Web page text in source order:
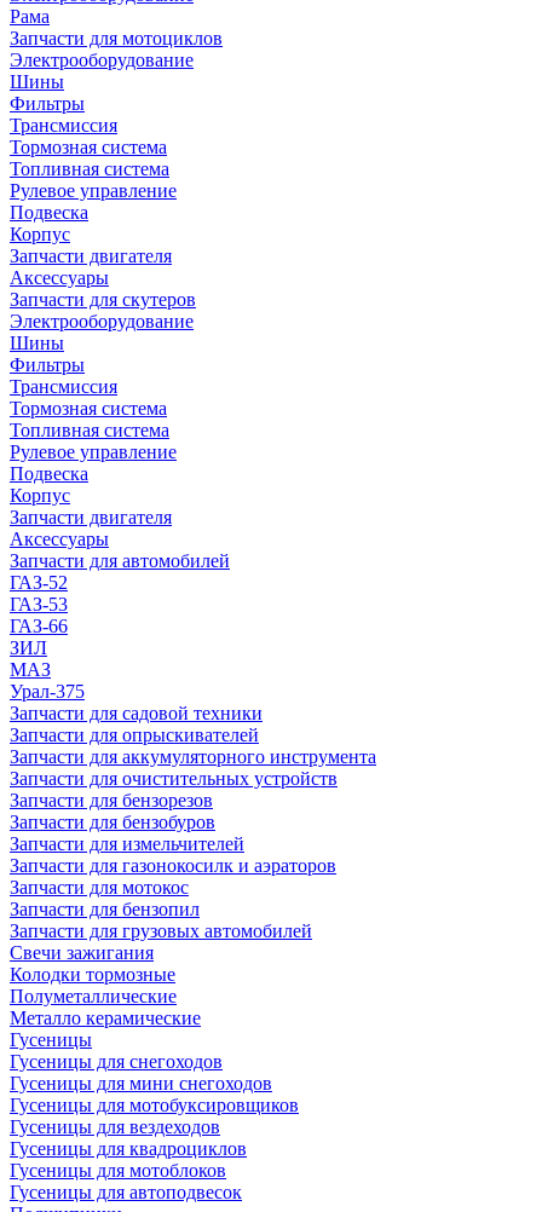
Рама
Запчасти для мотоциклов
Электрооборудование
Шины
Фильтры
Трансмиссия
Тормозная система
Топливная система
Рулевое управление
Подвеска
Корпус
Запчасти двигателя
Аксессуары
Запчасти для скутеров
Электрооборудование
Шины
Фильтры
Трансмиссия
Тормозная система
Топливная система
Рулевое управление
Подвеска
Корпус
Запчасти двигателя
Аксессуары
Запчасти для автомобилей
ГАЗ-52
ГАЗ-53
ГАЗ-66
ЗИЛ
МАЗ
Урал-375
Запчасти для садовой техники
Запчасти для опрыскивателей
Запчасти для аккумуляторного инструмента
Запчасти для очистительных устройств
Запчасти для бензорезов
Запчасти для бензобуров
Запчасти для измельчителей
Запчасти для газонокосилк и аэраторов
Запчасти для мотокос
Запчасти для бензопил
Запчасти для грузовых автомобилей
Свечи зажигания
Колодки тормозные
Полуметаллические
Металло керамические
Гусеницы
Гусеницы для снегоходов
Гусеницы для мини снегоходов
Гусеницы для мотобуксировщиков
Гусеницы для вездеходов
Гусеницы для квадроциклов
Гусеницы для мотоблоков
Гусеницы для автоподвесок